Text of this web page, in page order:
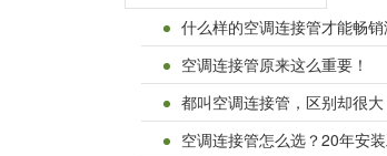
什么样的空调连接管才能畅销
空调连接管原来这么重要！
都叫空调连接管，区别却很
空调连接管怎么选？20年安